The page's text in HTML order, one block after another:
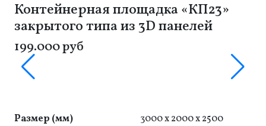
Контейнерная площадка «КП23»
закрытого типа из 3D панелей
199.000 руб
Размер (мм)
3000 x 2000 x 2500